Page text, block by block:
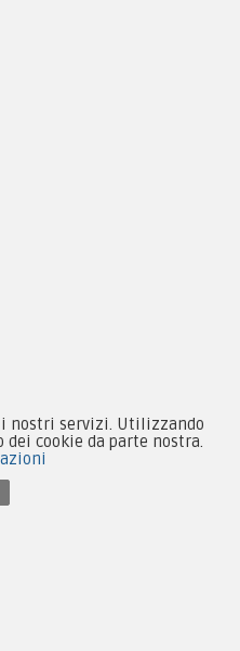
nostri servizi. Utilizzando
cookie da parte nostra.